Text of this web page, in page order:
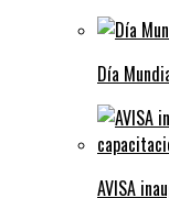
Día
AVISA